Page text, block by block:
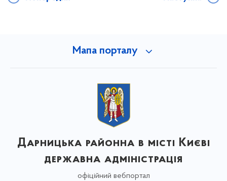
Мапа порталу
Дарницька районна в місті Києві
державна адміністрація
офіційний вебпортал